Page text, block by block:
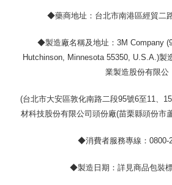
◆藥商地址：台北市南港區經貿二
◆製造廠名稱及地址：3M Company
Hutchinson, Minnesota 55350, U.S.A.)製
業製造股份有限公
(台北市大安區敦化南路二段95號6至11、
材科技股份有限公司頭份廠(苗栗縣頭份市
◆消費者服務專線：0800-
◆製造日期：詳見商品包裝